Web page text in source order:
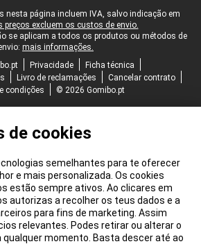
nesta página incluem IVA, salvo indicação em
preços excluem os custos de envio.
se aplicam a todos os produtos ou métodos de
mais informações.
Privacidade
Ficha técnica
Livro de reclamações
Cancelar contrato
condições
© 2026 Gomibo.pt
de cookies
semelhantes para te oferecer
e mais personalizada. Os cookies
estão sempre ativos. Ao clicares em
autorizas a recolher os teus dados e a
para fins de marketing. Assim
relevantes. Podes retirar ou alterar o
momento. Basta descer até ao